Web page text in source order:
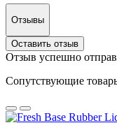
Отзывы
Оставить отзыв
Отзыв успешно
Сопутствующие